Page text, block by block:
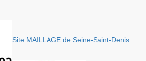
Site MAILLAGE de Seine-Saint-Denis